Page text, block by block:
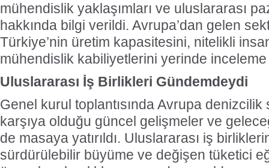
mühendislik yaklaşımları ve uluslararası
hakkında bilgi verildi. Avrupa’dan gelen
Türkiye’nin üretim kapasitesini, nitelikli
mühendislik kabiliyetlerini yerinde inceleme
Uluslararası İş Birlikleri Gündemdeydi
Genel kurul toplantısında Avrupa denizcilik
karşıya olduğu güncel gelişmeler ve
de masaya yatırıldı. Uluslararası iş
sürdürülebilir büyüme ve değişen tüketici